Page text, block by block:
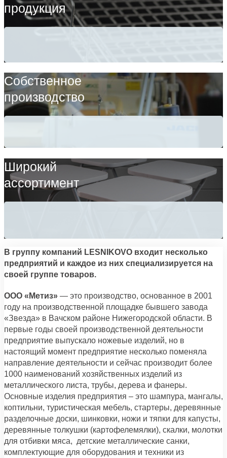
продукция
Собственное
производство
Широкий
ассортимент
В группу компаний LESNIKOVO входит несколько
предприятий и каждое из них специализируется на
своей группе товаров.
ООО «Метиз» — это производство, основанное в 2001
году на производственной площадке бывшего завода
«Звезда» в Вачском районе Нижегородской области. В
первые годы своей производственной деятельности
предприятие выпускало ножевые изделий, но в
настоящий момент предприятие несколько поменяла
направление деятельности и сейчас производит более
1000 наименований хозяйственных изделий из
металлического листа, трубы, дерева и фанеры.
Основные изделия предприятия – это шампура, мангалы,
коптильни, туристическая мебель, стартеры, деревянные
разделочные доски, шинковки, ножи и тяпки для капусты,
деревянные толкушки (картофелемялки), скалки, молотки
для отбивки мяса, детские металлические санки,
комплектующие для оборудования и техники из